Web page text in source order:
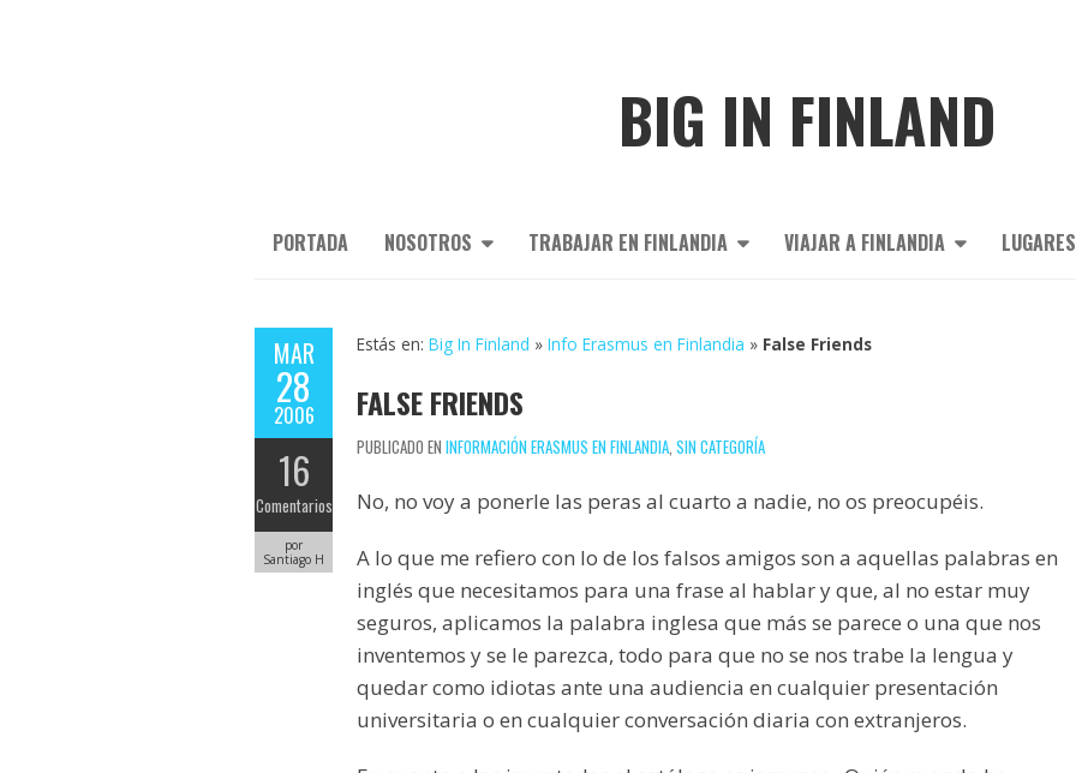
BIG IN FINLAND
PORTADA NOSOTROS TRABAJAR EN FINLANDIA VIAJAR A FINLANDIA LUGARES
MAR
28
2006
16
Comentarios
por
Santiago H
Estás en: Big In Finland » Info Erasmus en Finlandia » False Friends
FALSE FRIENDS
PUBLICADO EN INFORMACIÓN ERASMUS EN FINLANDIA SIN CATEGORÍA
No, no voy a ponerle las peras al cuarto a nadie, no os preocupéis.
A lo que me refiero con lo de los falsos amigos son a aquellas palabras en
inglés que necesitamos para una frase al hablar y que, al no estar muy
seguros, aplicamos la palabra inglesa que más se parece o una que nos
inventemos y se le parezca, todo para que no se nos trabe la lengua y
quedar como idiotas ante una audiencia en cualquier presentación
universitaria o en cualquier conversación diaria con extranjeros.